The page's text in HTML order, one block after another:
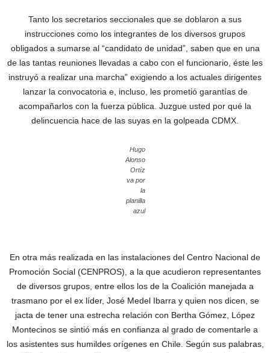
Tanto los secretarios seccionales que se doblaron a sus
instrucciones como los integrantes de los diversos grupos
obligados a sumarse al “candidato de unidad”, saben que en una
de las tantas reuniones llevadas a cabo con el funcionario, éste les
instruyó a realizar una marcha” exigiendo a los actuales dirigentes
lanzar la convocatoria e, incluso, les prometió garantías de
acompañarlos con la fuerza pública. Juzgue usted por qué la
delincuencia hace de las suyas en la golpeada CDMX.
Hugo
Alonso
Ortíz
va por
la
planilla
azul
En otra más realizada en las instalaciones del Centro Nacional de
Promoción Social (CENPROS), a la que acudieron representantes
de diversos grupos, entre ellos los de la Coalición manejada a
trasmano por el ex líder, José Medel Ibarra y quien nos dicen, se
jacta de tener una estrecha relación con Bertha Gómez, López
Montecinos se sintió más en confianza al grado de comentarle a
los asistentes sus humildes orígenes en Chile. Según sus palabras,